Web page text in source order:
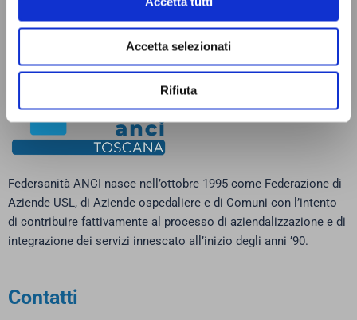
Accetta selezionati
Rifiuta
Federsanità ANCI nasce nell’ottobre 1995 come Federazione di
Aziende USL, di Aziende ospedaliere e di Comuni con l’intento
di contribuire fattivamente al processo di aziendalizzazione e di
integrazione dei servizi innescato all’inizio degli anni ’90.
Contatti